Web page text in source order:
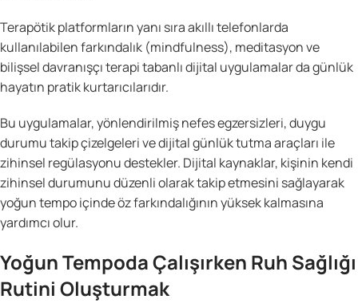
Terapötik platformların yanı sıra akıllı telefonlarda
kullanılabilen farkındalık (mindfulness), meditasyon ve
bilişsel davranışçı terapi tabanlı dijital uygulamalar da günlük
hayatın pratik kurtarıcılarıdır.
Bu uygulamalar, yönlendirilmiş nefes egzersizleri, duygu
durumu takip çizelgeleri ve dijital günlük tutma araçları ile
zihinsel regülasyonu destekler. Dijital kaynaklar, kişinin kendi
zihinsel durumunu düzenli olarak takip etmesini sağlayarak
yoğun tempo içinde öz farkındalığının yüksek kalmasına
yardımcı olur.
Yoğun Tempoda Çalışırken Ruh Sağlığı
Rutini Oluşturmak